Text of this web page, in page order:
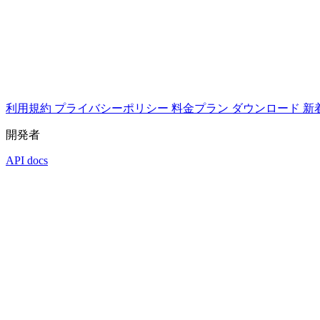
利用規約 プライバシーポリシー 料金プラン ダウンロード 新
開発者
API docs